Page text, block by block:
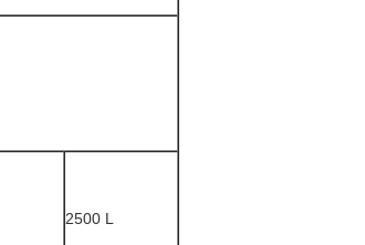
2500 L